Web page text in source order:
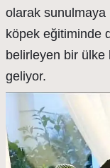
olarak sunulmaya
köpek eğitiminde
belirleyen bir ülke
geliyor.